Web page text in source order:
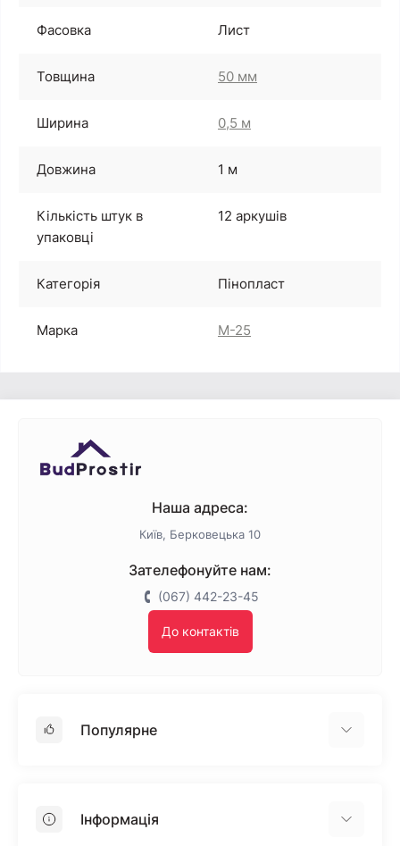
Фасовка Лист
Товщина 50 мм
Ширина 0,5 м
Довжина 1 м
Кількість штук в
упаковці
12 аркушів
Категорія Пінопласт
Марка М-25
Наша адреса:
Київ, Берковецька 10
Зателефонуйте нам:
(067) 442-23-45
До контактів
Популярне
ПінопластІнформація